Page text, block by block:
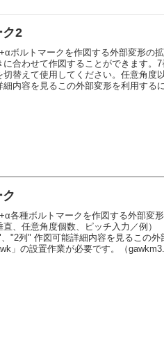
ク2
ボルトマークを作図する外部変形の
に合わせて作図することができます。
切替えて使用してください。任意角度
内容を見るこの外部変形を利用する
各種ボルトマークを作図する外部変
直、任意角度個数、ピッチ入力／例
"2列" 作図可能詳細内容を見るこの外
」の設置作業が必要です。（